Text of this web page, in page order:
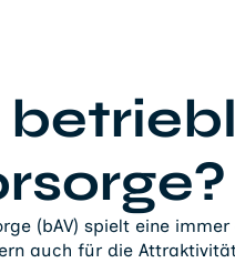
(bAV) spielt eine
auch für die